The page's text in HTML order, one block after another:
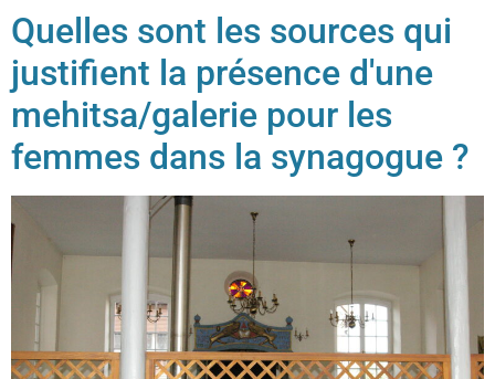
Quelles sont les sources qui
justifient la présence d'une
mehitsa/galerie pour les
femmes dans la synagogue ?